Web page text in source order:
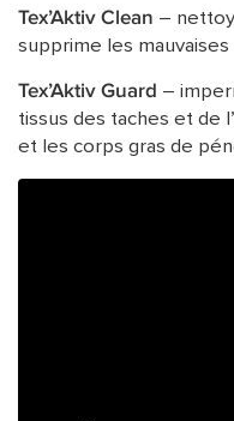
Tex’Aktiv Clean –
supprime les mauvaises
Tex’Aktiv Guard –
tissus des taches et de
et les corps gras de